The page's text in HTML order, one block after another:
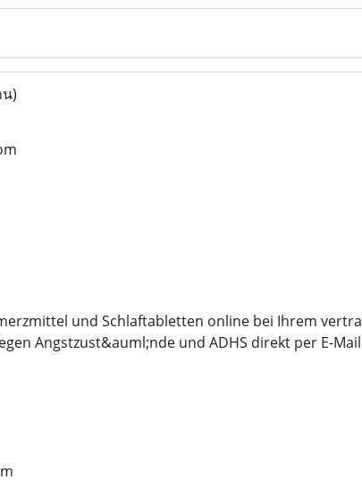
)
und Schlaftabletten online bei Ihrem
Angstzust&auml;nde und ADHS direkt per E-Mail